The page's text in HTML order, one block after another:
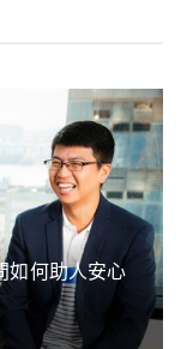
如何助人安心